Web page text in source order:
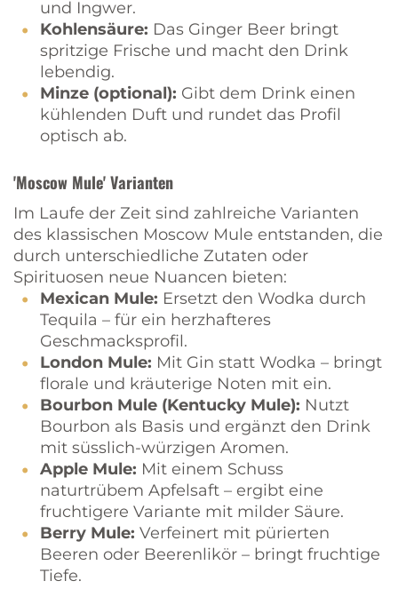
und Ingwer.
Kohlensäure: Das Ginger Beer bringt
spritzige Frische und macht den Drink
lebendig.
Minze (optional): Gibt dem Drink einen
kühlenden Duft und rundet das Profil
optisch ab.
'Moscow Mule' Varianten
Im Laufe der Zeit sind zahlreiche Varianten
des klassischen Moscow Mule entstanden, die
durch unterschiedliche Zutaten oder
Spirituosen neue Nuancen bieten:
Mexican Mule: Ersetzt den Wodka durch
Tequila – für ein herzhafteres
Geschmacksprofil.
London Mule: Mit Gin statt Wodka – bringt
florale und kräuterige Noten mit ein.
Bourbon Mule (Kentucky Mule): Nutzt
Bourbon als Basis und ergänzt den Drink
mit süsslich-würzigen Aromen.
Apple Mule: Mit einem Schuss
naturtrübem Apfelsaft – ergibt eine
fruchtigere Variante mit milder Säure.
Berry Mule: Verfeinert mit pürierten
Beeren oder Beerenlikör – bringt fruchtige
Tiefe.